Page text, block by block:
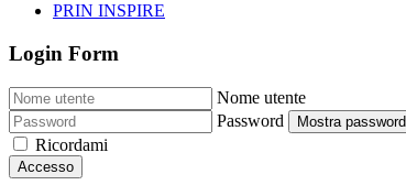
PRIN INSPIRE
Login Form
Nome utente
Password
Mostra password
Ricordami
Accesso